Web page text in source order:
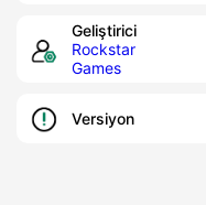
Geliştirici
Rockstar
Games
Versiyon